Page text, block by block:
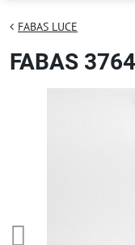
FABAS LUCE
FABAS